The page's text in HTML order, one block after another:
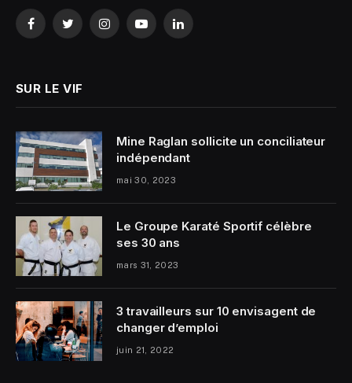
FacebookTwitterInstagramYouTubeLinkedIn
SUR LE VIF
Mine Raglan sollicite un conciliateur
indépendant
mai 30, 2023
Le Groupe Karaté Sportif célèbre
ses 30 ans
mars 31, 2023
3 travailleurs sur 10 envisagent de
changer d’emploi
juin 21, 2022